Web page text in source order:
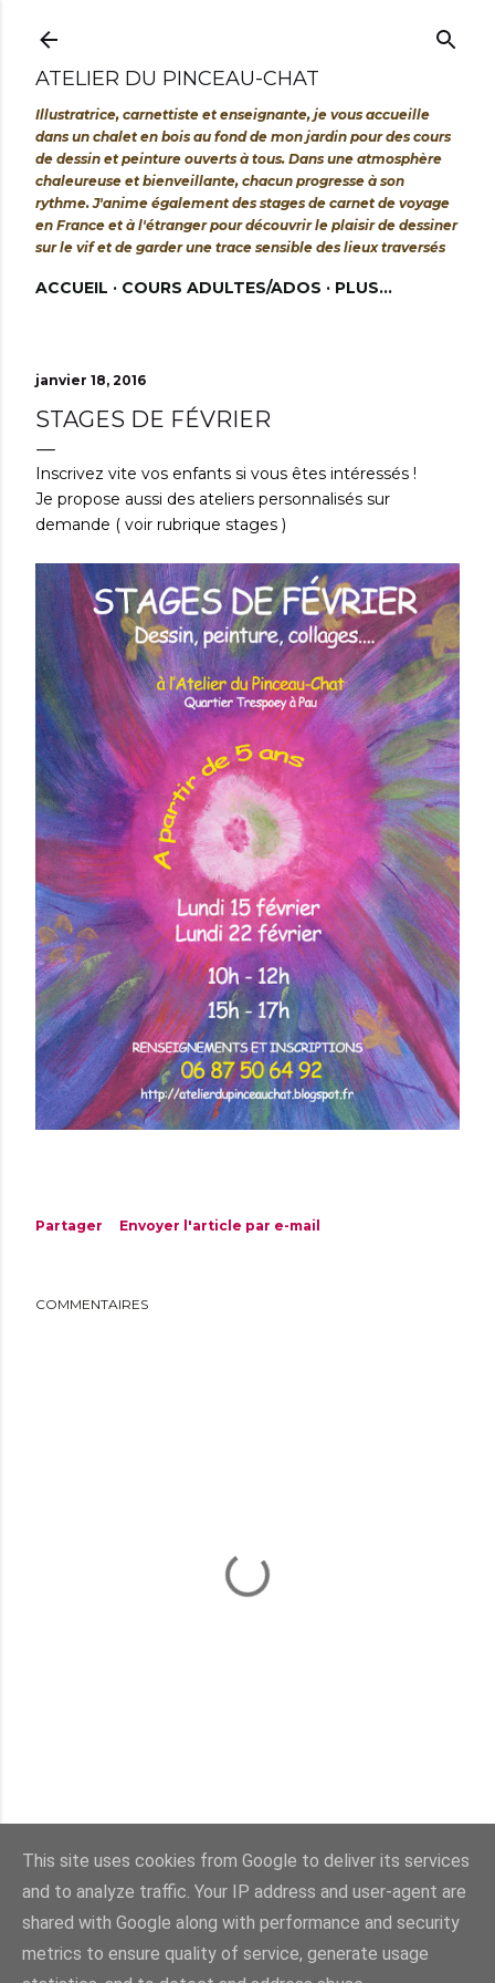
ATELIER DU PINCEAU-CHAT
Illustratrice, carnettiste et enseignante, je vous accueille
dans un chalet en bois au fond de mon jardin pour des cours
de dessin et peinture ouverts à tous. Dans une atmosphère
chaleureuse et bienveillante, chacun progresse à son
rythme. J'anime également des stages de carnet de voyage
en France et à l'étranger pour découvrir le plaisir de dessiner
sur le vif et de garder une trace sensible des lieux traversés
ACCUEIL COURS ADULTES/ADOS PLUS…
janvier 18, 2016
STAGES DE FÉVRIER
Inscrivez vite vos enfants si vous êtes intéressés !
Je propose aussi des ateliers personnalisés sur
demande ( voir rubrique stages )
Partager Envoyer l'article par e-mail
COMMENTAIRES
Fourni par Blogger
This site uses cookies from Google to deliver its services
and to analyze traffic. Your IP address and user-agent are
shared with Google along with performance and security
metrics to ensure quality of service, generate usage